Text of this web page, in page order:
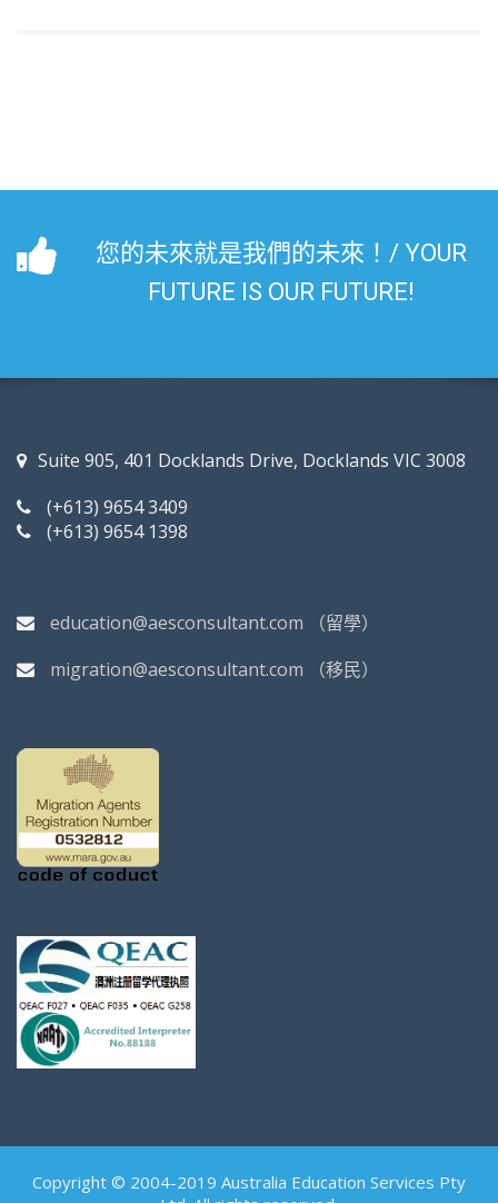
您的未來就是我們的未來！/ YOUR
FUTURE IS OUR FUTURE!
Suite 905, 401 Docklands Drive, Docklands VIC 3008
(+613) 9654 3409
(+613) 9654 1398
education@aesconsultant.com （留學）
migration@aesconsultant.com （移民）
Copyright © 2004-2019 Australia Education Services Pty